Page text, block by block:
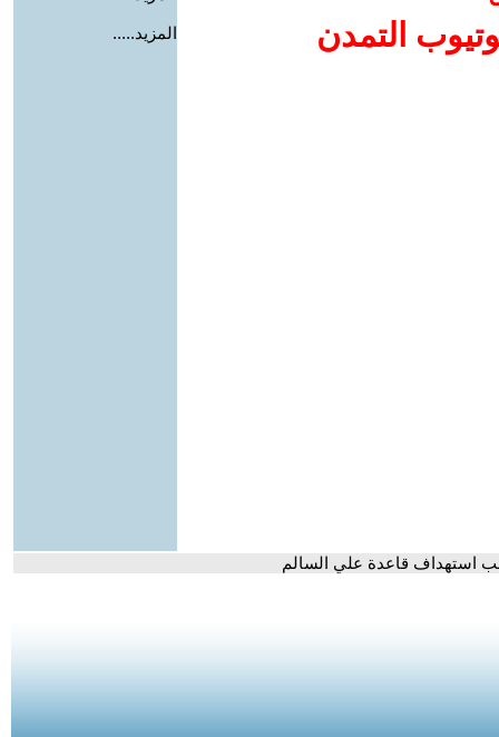
التمدن
المزيد.....
استهداف قاعدة علي السالم